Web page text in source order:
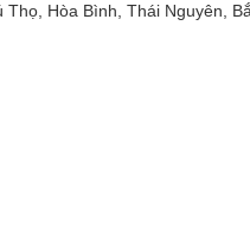
Hòa Bình, Thái Nguyên,